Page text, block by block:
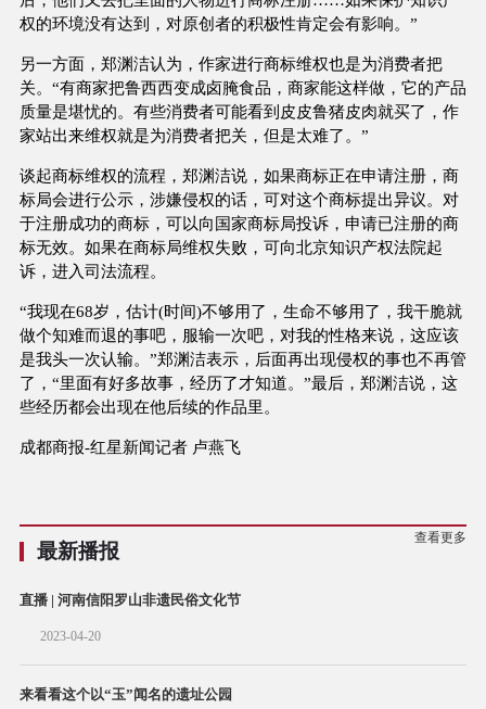
权的环境没有达到，对原创者的积极性肯定会有影响。”
另一方面，郑渊洁认为，作家进行商标维权也是为消费者把
关。“有商家把鲁西西变成卤腌食品，商家能这样做，它的产品
质量是堪忧的。有些消费者可能看到皮皮鲁猪皮肉就买了，作
家站出来维权就是为消费者把关，但是太难了。”
谈起商标维权的流程，郑渊洁说，如果商标正在申请注册，商
标局会进行公示，涉嫌侵权的话，可对这个商标提出异议。对
于注册成功的商标，可以向国家商标局投诉，申请已注册的商
标无效。如果在商标局维权失败，可向北京知识产权法院起
诉，进入司法流程。
“我现在68岁，估计(时间)不够用了，生命不够用了，我干脆就
做个知难而退的事吧，服输一次吧，对我的性格来说，这应该
是我头一次认输。”郑渊洁表示，后面再出现侵权的事也不再管
了，“里面有好多故事，经历了才知道。”最后，郑渊洁说，这
些经历都会出现在他后续的作品里。
成都商报-红星新闻记者 卢燕飞
最新播报
查看更多
直播 | 河南信阳罗山非遗民俗文化节
2023-04-20
来看看这个以“玉”闻名的遗址公园